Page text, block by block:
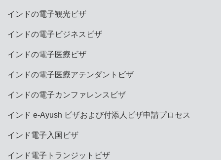
インドの電子観光ビザ
インドの電子ビジネスビザ
インドの電子医療ビザ
インドの電子医療アテンダントビザ
インドの電子カンファレンスビザ
インド e-Ayush ビザおよび付添人ビザ申請プロセス
インド電子入国ビザ
インド電子トランジットビザ